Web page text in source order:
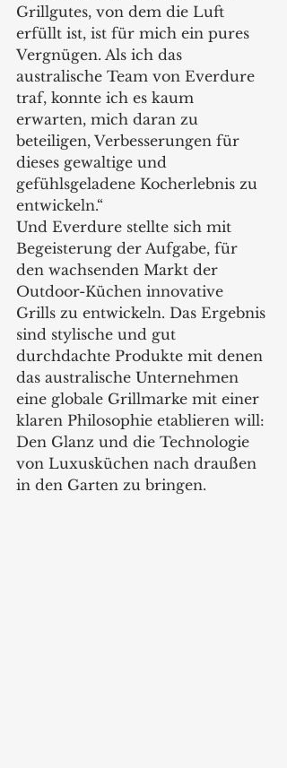
Grillgutes, von dem die Luft
erfüllt ist, ist für mich ein pures
Vergnügen. Als ich das
australische Team von Everdure
traf, konnte ich es kaum
erwarten, mich daran zu
beteiligen, Verbesserungen für
dieses gewaltige und
gefühlsgeladene Kocherlebnis zu
entwickeln.“
Und Everdure stellte sich mit
Begeisterung der Aufgabe, für
den wachsenden Markt der
Outdoor-Küchen innovative
Grills zu entwickeln. Das Ergebnis
sind stylische und gut
durchdachte Produkte mit denen
das australische Unternehmen
eine globale Grillmarke mit einer
klaren Philosophie etablieren will:
Den Glanz und die Technologie
von Luxusküchen nach draußen
in den Garten zu bringen.